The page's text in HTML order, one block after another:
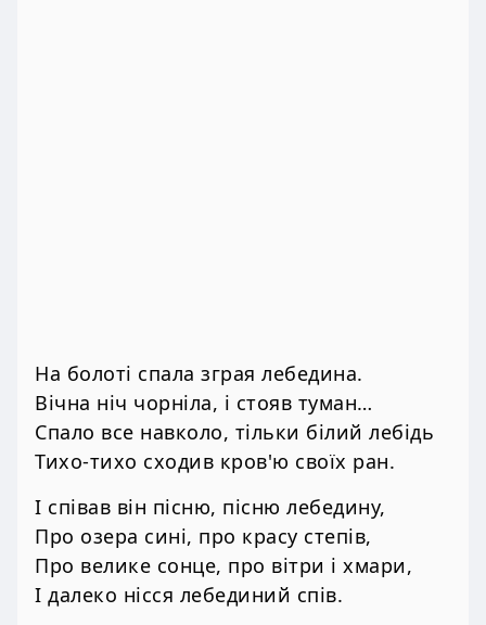
На болоті спала зграя лебедина.
Вічна ніч чорніла, і стояв туман…
Спало все навколо, тільки білий лебідь
Тихо-тихо сходив кров'ю своїх ран.
І співав він пісню, пісню лебедину,
Про озера сині, про красу степів,
Про велике сонце, про вітри і хмари,
І далеко нісся лебединий спів.